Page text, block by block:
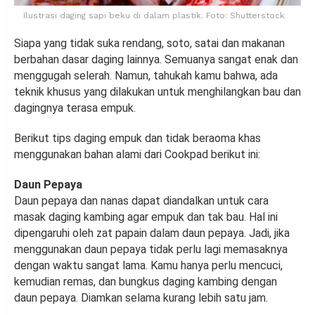
Ilustrasi daging sapi beku di dalam plastik. Foto: Shutterstock
Siapa yang tidak suka rendang, soto, satai dan makanan
berbahan dasar daging lainnya. Semuanya sangat enak dan
menggugah selerah. Namun, tahukah kamu bahwa, ada
teknik khusus yang dilakukan untuk menghilangkan bau dan
dagingnya terasa empuk.
Berikut tips daging empuk dan tidak beraoma khas
menggunakan bahan alami dari Cookpad berikut ini:
Daun Pepaya
Daun pepaya dan nanas dapat diandalkan untuk cara
masak daging kambing agar empuk dan tak bau. Hal ini
dipengaruhi oleh zat papain dalam daun pepaya. Jadi, jika
menggunakan daun pepaya tidak perlu lagi memasaknya
dengan waktu sangat lama. Kamu hanya perlu mencuci,
kemudian remas, dan bungkus daging kambing dengan
daun pepaya. Diamkan selama kurang lebih satu jam.